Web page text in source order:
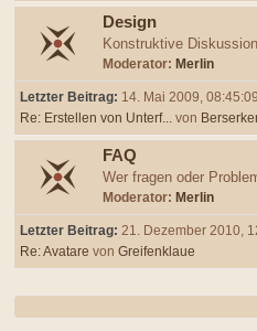
Design
Konstruktive
Moderator: Merlin
Letzter Beitrag: 14. Mai 2009, 08:45:09
Re: Erstellen von Unterf... von
FAQ
Wer fragen oder
Moderator: Merlin
Letzter Beitrag: 21. Dezember 2010,
Re: Avatare von Greifenklaue